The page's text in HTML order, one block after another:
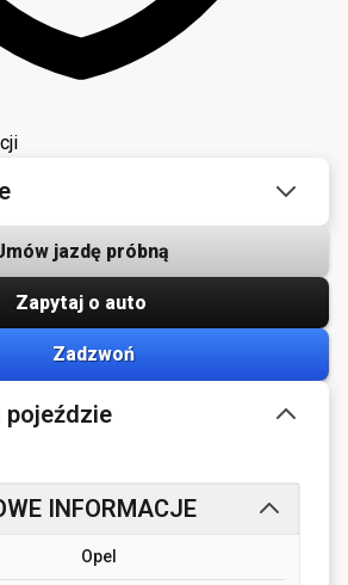
jazdę próbną
Zapytaj o auto
Zadzwoń
pojeździe
INFORMACJE
Opel